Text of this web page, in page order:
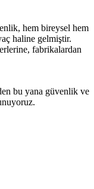
hem bireysel hem
haline gelmiştir.
fabrikalardan
bu yana güvenlik ve